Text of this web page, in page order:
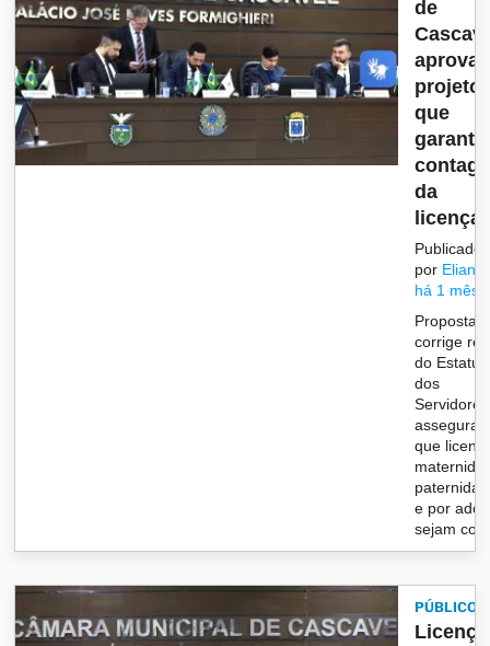
de
aprova
projeto
que
garante
da
Publicado
por Eliane
há 1 mês
Proposta
corrige
do
dos
assegura
que
e por
sejam co...
PÚBLICO